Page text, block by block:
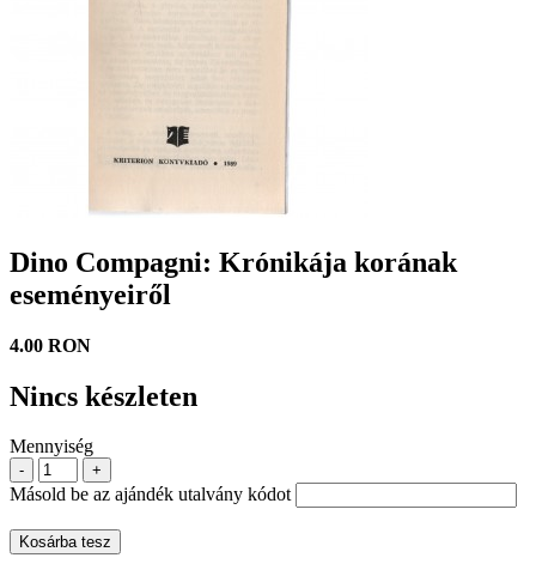
Dino Compagni: Krónikája korának
eseményeiről
4.00 RON
Nincs készleten
Mennyiség
- +
Másold be az ajándék utalvány kódot
Kosárba tesz